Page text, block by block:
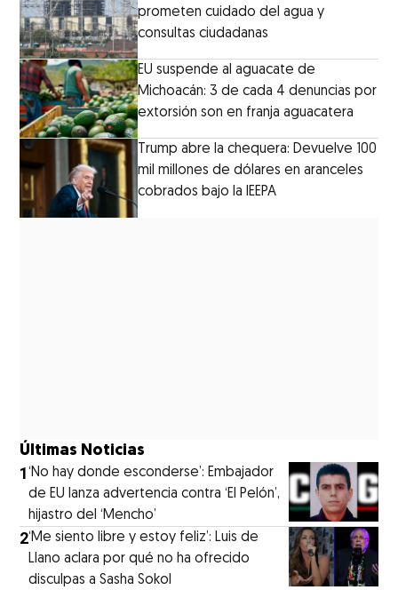
prometen cuidado del agua y
consultas ciudadanas
EU suspende al aguacate de
Michoacán: 3 de cada 4 denuncias por
extorsión son en franja aguacatera
Trump abre la chequera: Devuelve 100
mil millones de dólares en aranceles
cobrados bajo la IEEPA
Últimas Noticias
1‘No hay donde esconderse’: Embajador
de EU lanza advertencia contra ‘El Pelón’,
hijastro del ‘Mencho’
2‘Me siento libre y estoy feliz’: Luis de
Llano aclara por qué no ha ofrecido
disculpas a Sasha Sokol